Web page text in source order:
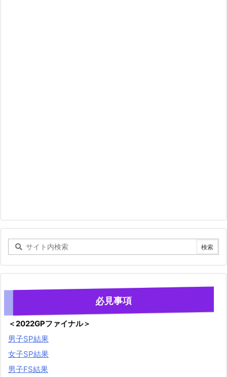
必見事項
＜2022GPファイナル＞
男子SP結果
女子SP結果
男子FS結果